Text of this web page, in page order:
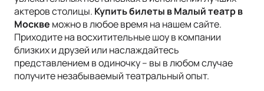
актеров столицы. Купить билеты в Малый театр в
Москве можно в любое время на нашем сайте.
Приходите на восхитительные шоу в компании
близких и друзей или наслаждайтесь
представлением в одиночку – вы в любом случае
получите незабываемый театральный опыт.